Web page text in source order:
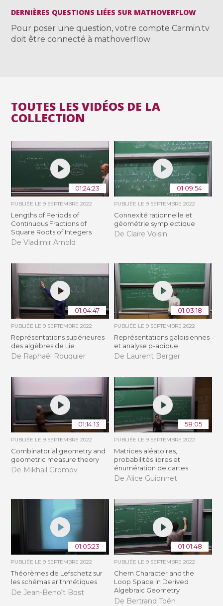
DERNIÈRES QUESTIONS LIÉES SUR MATHOVERFLOW
Pour poser une question, votre compte Carmin.tv
doit être connecté à mathoverflow
TOUTES LES VIDÉOS DE LA
COLLECTION
01:24:23
PUBLIÉE LE9 SEPTEMBRE 2022
Lengths of Periods of
Continuous Fractions of
Square Roots of Integers
De Vladimir Arnold
01:09:54
PUBLIÉE LE 9 SEPTEMBRE 2022
Connexité rationnelle et
géométrie symplectique
De Claire Voisin
01:04:47
PUBLIÉE LE9 SEPTEMBRE 2022
Représentations supérieures
des algèbres de Lie
De Raphaël Rouquier
01:03:18
PUBLIÉE LE 9 SEPTEMBRE 2022
Représentations galoisiennes
et analyse p-adique
De Laurent Berger
01:14:13
PUBLIÉE LE9 SEPTEMBRE 2022
Combinatorial geometry and
geometric measure theory
De Mikhail Gromov
58:05
PUBLIÉE LE 9 SEPTEMBRE 2022
Matrices aléatoires,
probabilités libres et
énumération de cartes
De Alice Guionnet
01:05:23
PUBLIÉE LE9 SEPTEMBRE 2022
Théorèmes de Lefschetz sur
les schémas arithmétiques
De Jean-Benoît Bost
01:01:48
PUBLIÉE LE 9 SEPTEMBRE 2022
Chern Character and the
Loop Space in Derived
Algebraic Geometry
De Bertrand Toën